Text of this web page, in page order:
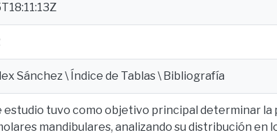
Sánchez \ Índice de Tablas \ Bibliografía
estudio tuvo como objetivo principal determinar la
mandibulares, analizando su distribución en